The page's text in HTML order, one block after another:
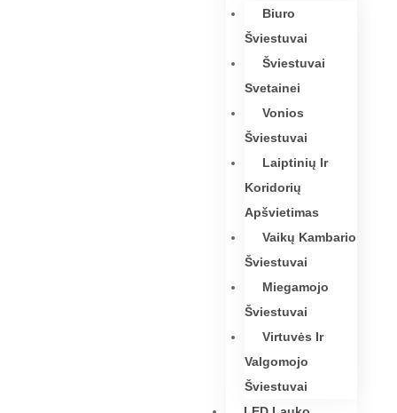
Biuro
Šviestuvai
Šviestuvai
Svetainei
Vonios
Šviestuvai
Laiptinių Ir
Koridorių
Apšvietimas
Vaikų Kambario
Šviestuvai
Miegamojo
Šviestuvai
Virtuvės Ir
Valgomojo
Šviestuvai